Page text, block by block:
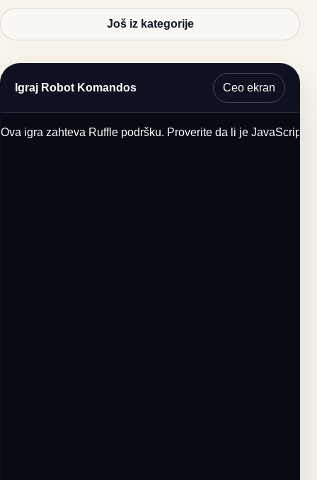
Još iz kategorije
Igraj Robot Komandos Ceo ekran
Ova igra zahteva Ruffle podršku. Proverite da li je JavaScript